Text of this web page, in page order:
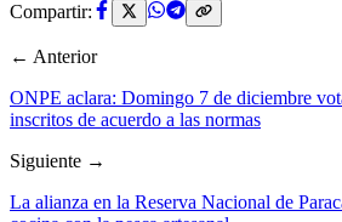
Compartir:
← Anterior
ONPE aclara: Domingo 7 de diciembre
inscritos de acuerdo a las normas
Siguiente →
La alianza en la Reserva Nacional de